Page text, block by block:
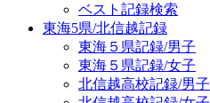
ベスト記録検索
東海5県/北信越記録
東海５県記録/男子
東海５県記録/女子
北信越高校記録/男子